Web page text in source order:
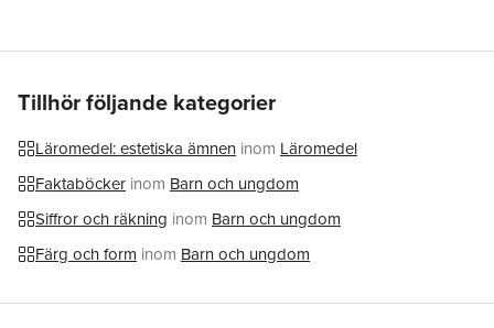
ISBN
9783881006231
Tillhör följande kategorier
Läromedel: estetiska ämnen inom Läromedel
Faktaböcker inom Barn och ungdom
Siffror och räkning inom Barn och ungdom
Färg och form inom Barn och ungdom